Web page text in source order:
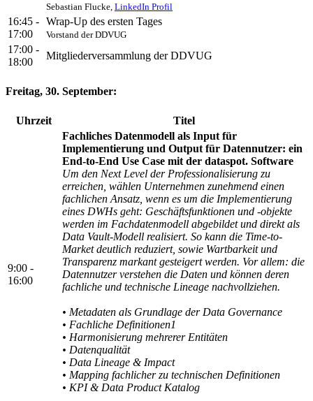
Sebastian Flucke, LinkedIn Profil
16:45 -
17:00
Wrap-Up des ersten Tages
Vorstand der DDVUG
17:00 -
18:00
Mitgliederversammlung der DDVUG
Freitag, 30. September:
Uhrzeit Titel
9:00 -
16:00
Fachliches Datenmodell als Input für
Implementierung und Output für Datennutzer: ein
End-to-End Use Case mit der dataspot. Software
Um den Next Level der Professionalisierung zu
erreichen, wählen Unternehmen zunehmend einen
fachlichen Ansatz, wenn es um die Implementierung
eines DWHs geht: Geschäftsfunktionen und -objekte
werden im Fachdatenmodell abgebildet und direkt als
Data Vault-Modell realisiert. So kann die Time-to-
Market deutlich reduziert, sowie Wartbarkeit und
Transparenz markant gesteigert werden. Vor allem: die
Datennutzer verstehen die Daten und können deren
fachliche und technische Lineage nachvollziehen.
• Metadaten als Grundlage der Data Governance
• Fachliche Definitionen1
• Harmonisierung mehrerer Entitäten
• Datenqualität
• Data Lineage & Impact
• Mapping fachlicher zu technischen Definitionen
• KPI & Data Product Katalog